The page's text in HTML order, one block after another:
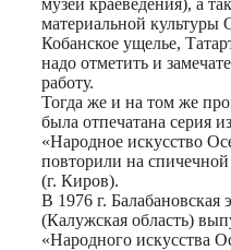
материальной культуры
Кобанское ущелье,
надо отметить и
работу.
Тогда же и на том же
была отпечатана серия
«Народное искусство
повторили на
(г. Киров).
В 1976 г. Балабановская
(Калужская область)
«Народного искусства